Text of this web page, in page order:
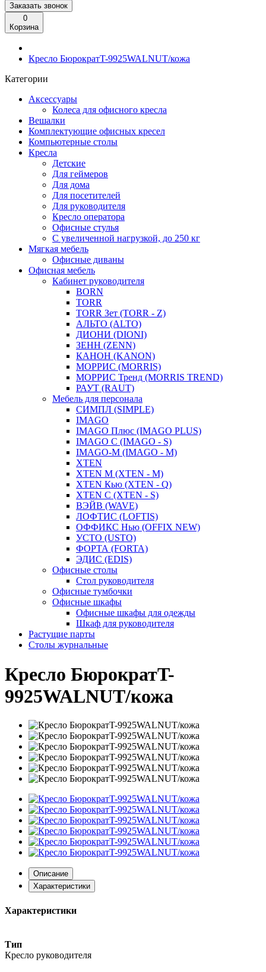
Заказать звонок
0
Корзина
Кресло БюрократT-9925WALNUT/кожа
Категории
Аксессуары
Колеса для офисного кресла
Вешалки
Комплектующие офисных кресел
Компьютерные столы
Кресла
Детские
Для геймеров
Для дома
Для посетителей
Для руководителя
Кресло оператора
Офисные стулья
С увеличенной нагрузкой, до 250 кг
Мягкая мебель
Офисные диваны
Офисная мебель
Кабинет руководителя
BORN
TORR
TORR Зет (TORR - Z)
АЛЬТО (ALTO)
ДИОНИ (DIONI)
ЗЕНН (ZENN)
КАНОН (KANON)
МОРРИС (MORRIS)
МОРРИС Тренд (MORRIS TREND)
РАУТ (RAUT)
Мебель для персонала
СИМПЛ (SIMPLE)
IMAGO
IMAGO Плюс (IMAGO PLUS)
IMAGO С (IMAGO - S)
IMAGO-M (IMAGO - M)
XTEN
XTEN M (XTEN - M)
XTEN Кью (XTEN - Q)
XTEN С (XTEN - S)
ВЭЙВ (WAVE)
ЛОФТИС (LOFTIS)
ОФФИКС Нью (OFFIX NEW)
УСТО (USTO)
ФОРТА (FORTA)
ЭДИС (EDIS)
Офисные столы
Стол руководителя
Офисные тумбочки
Офисные шкафы
Офисные шкафы для одежды
Шкаф для руководителя
Растущие парты
Столы журнальные
Кресло БюрократT-
9925WALNUT/кожа
Описание
Характеристики
Характеристики
Тип
Кресло руководителя